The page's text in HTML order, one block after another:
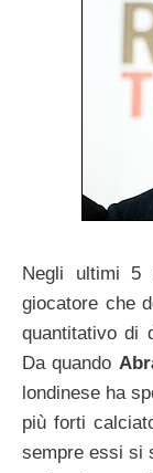
Negli ultimi 5
giocatore che
quantitativo di
Da quando
londinese ha
più forti
sempre essi si